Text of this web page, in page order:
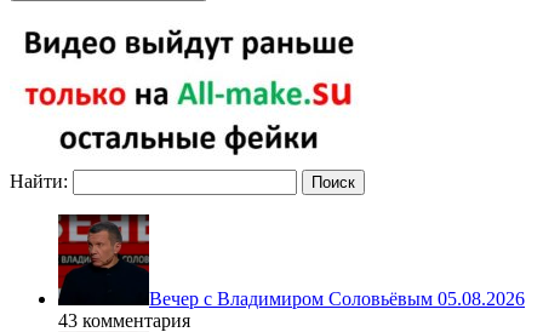
Найти:
Вечер с Владимиром Соловьёвым 05.08.2026
43 комментария